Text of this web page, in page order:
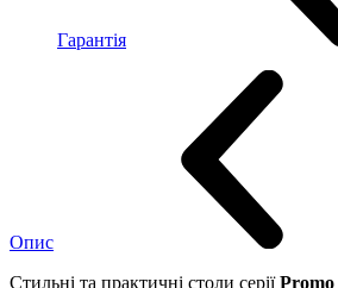
Гарантія
Опис
Стильні та практичні столи серіїPromo